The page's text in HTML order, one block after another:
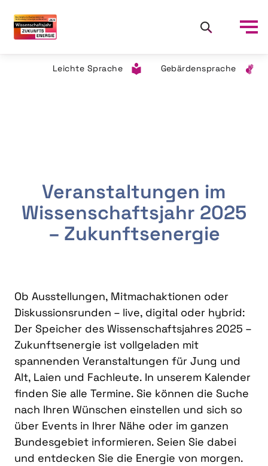
Leichte Sprache Gebärdensprache
Veranstaltungen im
Wissenschaftsjahr 2025
– Zukunftsenergie
Ob Ausstellungen, Mitmachaktionen oder
Diskussionsrunden – live, digital oder hybrid:
Der Speicher des Wissenschaftsjahres 2025 –
Zukunftsenergie ist vollgeladen mit
spannenden Veranstaltungen für Jung und
Alt, Laien und Fachleute. In unserem Kalender
finden Sie alle Termine. Sie können die Suche
nach Ihren Wünschen einstellen und sich so
über Events in Ihrer Nähe oder im ganzen
Bundesgebiet informieren. Seien Sie dabei
und entdecken Sie die Energie von morgen.